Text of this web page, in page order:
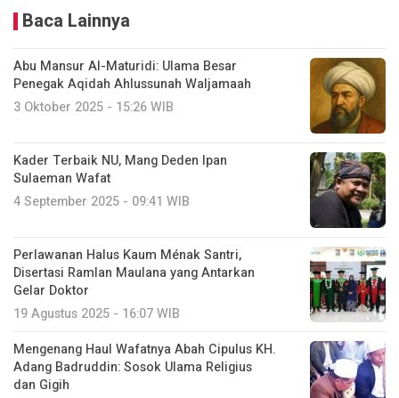
Baca Lainnya
Abu Mansur Al-Maturidi: Ulama Besar
Penegak Aqidah Ahlussunah Waljamaah
3 Oktober 2025 - 15:26 WIB
Kader Terbaik NU, Mang Deden Ipan
Sulaeman Wafat
4 September 2025 - 09:41 WIB
Perlawanan Halus Kaum Ménak Santri,
Disertasi Ramlan Maulana yang Antarkan
Gelar Doktor
19 Agustus 2025 - 16:07 WIB
Mengenang Haul Wafatnya Abah Cipulus KH.
Adang Badruddin: Sosok Ulama Religius
dan Gigih